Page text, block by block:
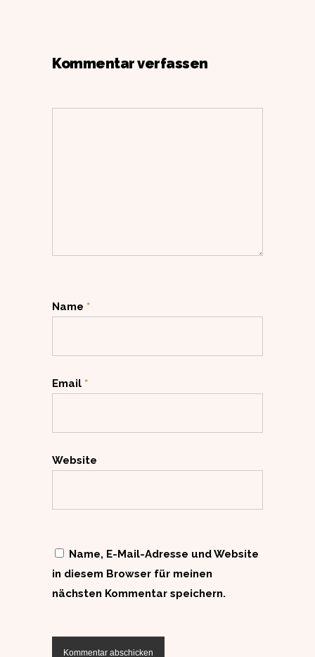
Kommentar verfassen
Name *
Email *
Website
Name, E-Mail-Adresse und Website
in diesem Browser für meinen
nächsten Kommentar speichern.